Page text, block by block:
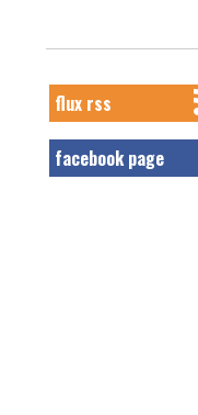
flux rss
facebook page